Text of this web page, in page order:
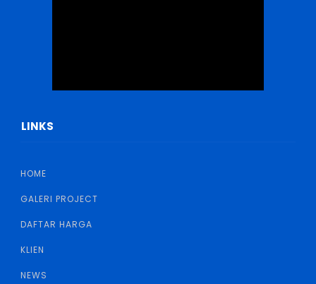
LINKS
HOME
GALERI PROJECT
DAFTAR HARGA
KLIEN
NEWS